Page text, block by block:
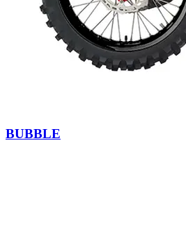
BUBBLE